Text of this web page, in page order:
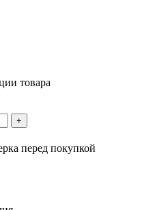
товара
+
перед покупкой